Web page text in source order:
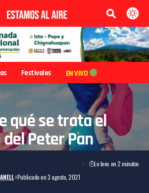
Festivales EN VIVO
qué se trata el
Peter Pan
Publicado en 3 agosto, 2021
Lo lees en 2 minutos